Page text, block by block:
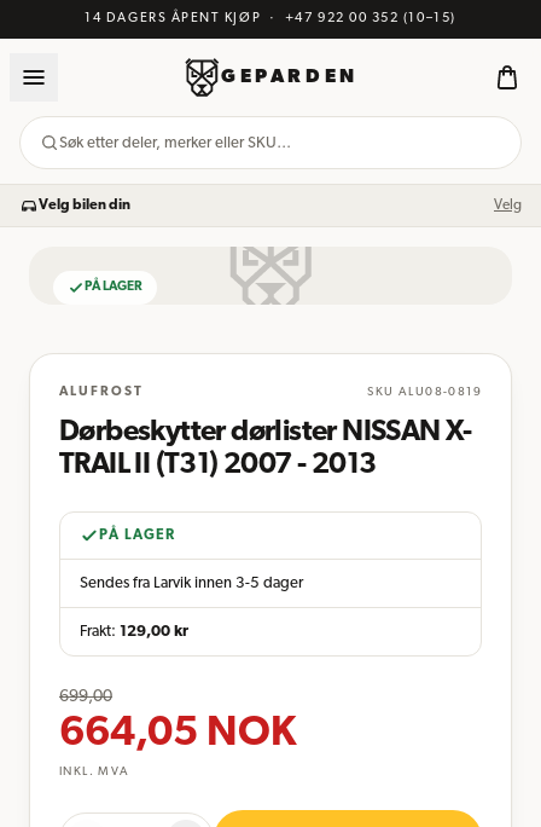
14 DAGERS ÅPENT KJØP · +47 922 00 352 (10–15)
GEPARDEN
Søk etter deler, merker eller SKU…
Velg bilen din Velg
PÅ LAGER
ALUFROST SKU ALU08-0819
Dørbeskytter dørlister NISSAN X-
TRAIL II (T31) 2007 - 2013
PÅ LAGER
Sendes fra Larvik innen 3-5 dager
Frakt: 129,00 kr
699,00
664,05 NOK
INKL. MVA